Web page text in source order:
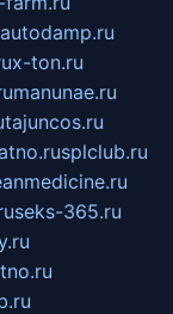
autodamp.ru
x-ton.ru
manunae.ru
tajuncos.ru
splclub.ru
seks-365.ru